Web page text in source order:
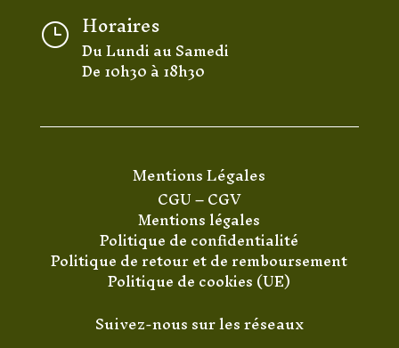
} Horaires
Du Lundi au Samedi
De 10h30 à 18h30
Mentions Légales
CGU–CGV
Mentions légales
Politique de confidentialité
Politique de retour et de remboursement
Politique de cookies (UE)
Suivez-nous sur les réseaux